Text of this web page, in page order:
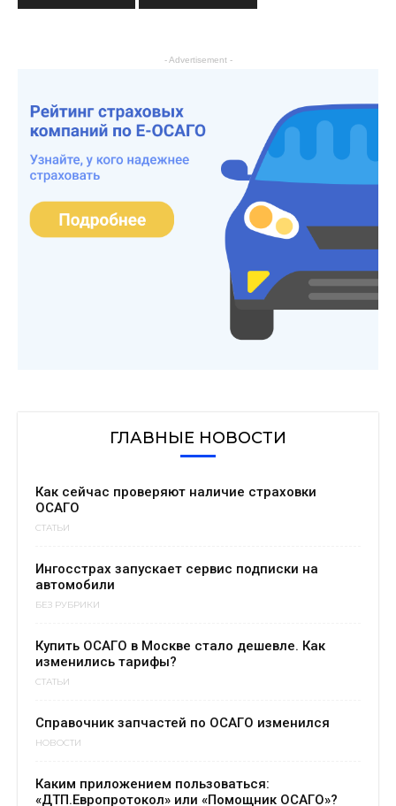
- Advertisement -
ГЛАВНЫЕ НОВОСТИ
Как сейчас проверяют наличие страховки
ОСАГО
СТАТЬИ
Ингосстрах запускает сервис подписки на
автомобили
БЕЗ РУБРИКИ
Купить ОСАГО в Москве стало дешевле. Как
изменились тарифы?
СТАТЬИ
Справочник запчастей по ОСАГО изменился
НОВОСТИ
Каким приложением пользоваться:
«ДТП.Европротокол» или «Помощник ОСАГО»?